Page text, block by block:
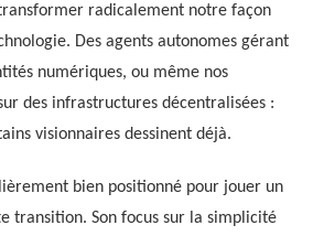
radicalement notre façon
Des agents autonomes gérant
numériques, ou même nos
des infrastructures décentralisées :
visionnaires dessinent déjà.
bien positionné pour jouer un
transition. Son focus sur la simplicité